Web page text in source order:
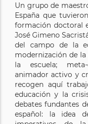
Un grupo de
España que
formación doctoral
José Gimeno
del campo de la
modernización de
la escuela;
animador activo y
recogen aquí
educación y la
debates fundantes
español: la idea